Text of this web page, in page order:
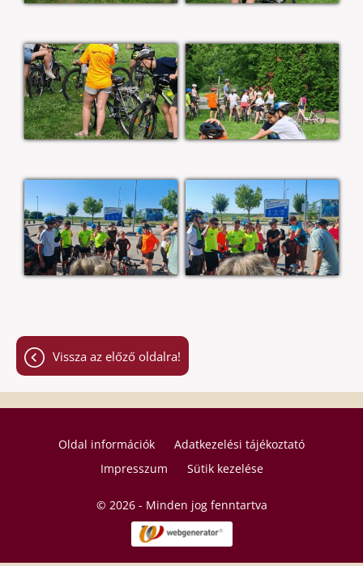
Vissza az előző oldalra!
© 2026 - Minden jog fenntartva
Oldal információk
Adatkezelési tájékoztató
Impresszum
Sütik kezelése